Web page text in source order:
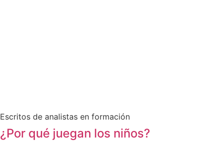
Escritos de analistas en formación
¿Por qué juegan los niños?